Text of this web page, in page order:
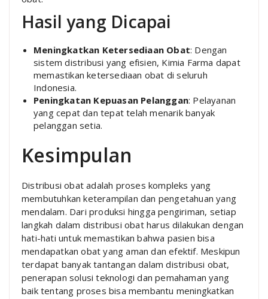
Hasil yang Dicapai
Meningkatkan Ketersediaan Obat: Dengan
sistem distribusi yang efisien, Kimia Farma dapat
memastikan ketersediaan obat di seluruh
Indonesia.
Peningkatan Kepuasan Pelanggan: Pelayanan
yang cepat dan tepat telah menarik banyak
pelanggan setia.
Kesimpulan
Distribusi obat adalah proses kompleks yang
membutuhkan keterampilan dan pengetahuan yang
mendalam. Dari produksi hingga pengiriman, setiap
langkah dalam distribusi obat harus dilakukan dengan
hati-hati untuk memastikan bahwa pasien bisa
mendapatkan obat yang aman dan efektif. Meskipun
terdapat banyak tantangan dalam distribusi obat,
penerapan solusi teknologi dan pemahaman yang
baik tentang proses bisa membantu meningkatkan